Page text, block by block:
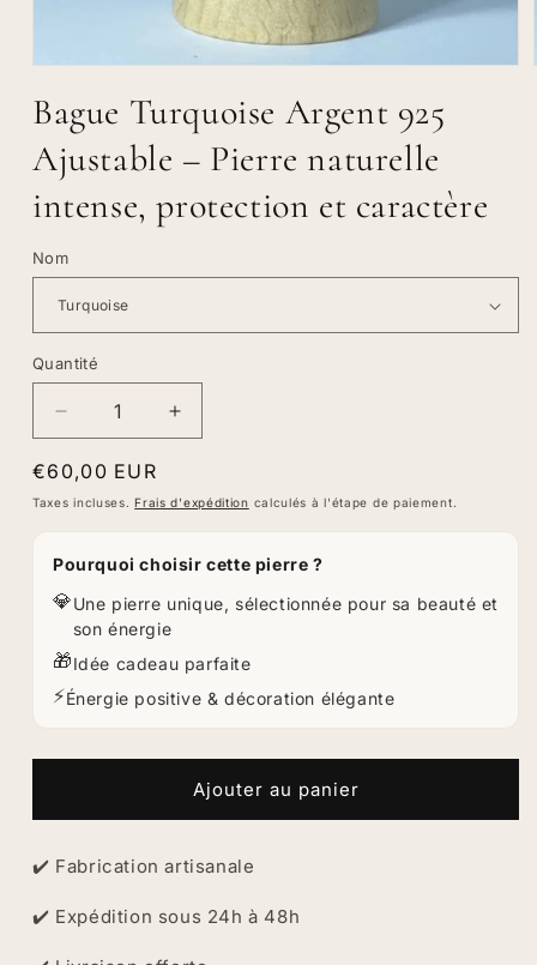
média
1
dans
une
fenêtre
modale
Bague Turquoise Argent 925
Ajustable – Pierre naturelle
intense, protection et caractère
Nom
Quantité
Quantité
Réduire
la
quantité
de
Argent
925
Ajustable
–
Pierre
naturelle
Augmenter
la
de
Argent
925
Pierre
naturelle
caractère
Prix
habituel
€60,00 EUR
Taxes incluses.Frais d'expédition calculés à l'étape de paiement.
Pourquoi choisir cette pierre ?
💎Une pierre unique, sélectionnée pour sa beauté et
son énergie
🎁Idée cadeau parfaite
⚡Énergie positive & décoration élégante
Ajouter au panier
✔️ Fabrication artisanale
✔️ Expédition sous 24h à 48h